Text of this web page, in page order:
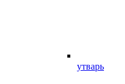
утварь